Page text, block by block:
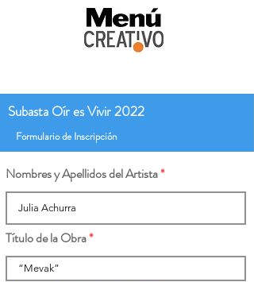
Subasta Oír es Vivir 2022
Formulario de Inscripción
Nombres y Apellidos del Artista
Título de la Obra